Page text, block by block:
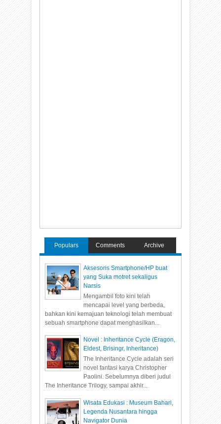
Populars Comments Archive
Aksesoris Smartphone/HP buat
yang Suka motret sekaligus
Narsis
Mengambil foto kini telah
mencapai level yang berbeda,
bahkan kini kemajuan teknologi telah membuat
sebuah smartphone dapat menghasilkan...
Novel : Inheritance Cycle (Eragon,
Eldest, Brisingr, Inheritance)
The Inheritance Cycle adalah seri
novel fantasi karya Christopher
Paolini. Sebelumnya diberi judul
The Inheritance Trilogy, sampai akhir...
Wisata Edukasi : Museum Bahari,
Legenda Nusantara hingga
Navigator Dunia